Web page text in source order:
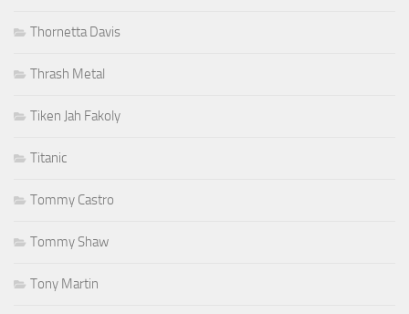
Thornetta Davis
Thrash Metal
Tiken Jah Fakoly
Titanic
Tommy Castro
Tommy Shaw
Tony Martin